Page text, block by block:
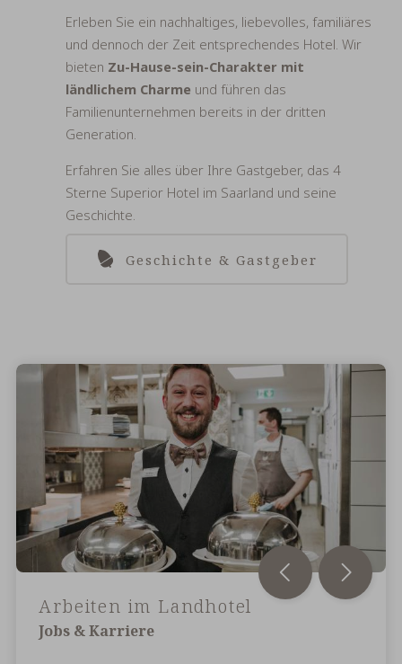
Erleben Sie ein nachhaltiges, liebevolles, familiäres
und dennoch der Zeit entsprechendes Hotel. Wir
bieten Zu-Hause-sein-Charakter mit
ländlichem Charme und führen das
Familienunternehmen bereits in der dritten
Generation.
Erfahren Sie alles über Ihre Gastgeber, das 4
Sterne Superior Hotel im Saarland und seine
Geschichte.
Geschichte & Gastgeber
Arbeiten im Landhotel
Jobs & Karriere